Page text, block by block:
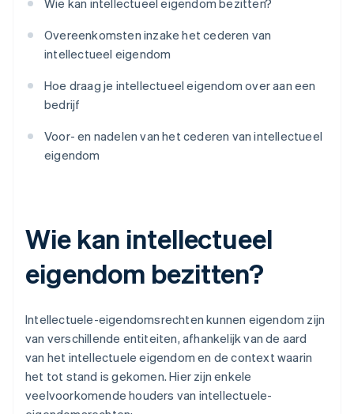
Wie kan intellectueel eigendom bezitten?
Overeenkomsten inzake het cederen van
intellectueel eigendom
Hoe draag je intellectueel eigendom over aan een
bedrijf
Voor- en nadelen van het cederen van intellectueel
eigendom
Wie kan intellectueel
eigendom bezitten?
Intellectuele-eigendomsrechten kunnen eigendom zijn
van verschillende entiteiten, afhankelijk van de aard
van het intellectuele eigendom en de context waarin
het tot stand is gekomen. Hier zijn enkele
veelvoorkomende houders van intellectuele-